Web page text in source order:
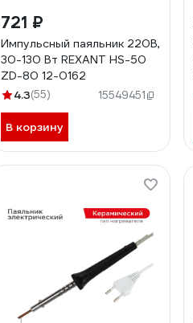
721 ₽
Импульсный паяльник 220В,
30-130 Вт REXANT HS-50
ZD-80 12-0162
4.3(55) 15549451
В корзину